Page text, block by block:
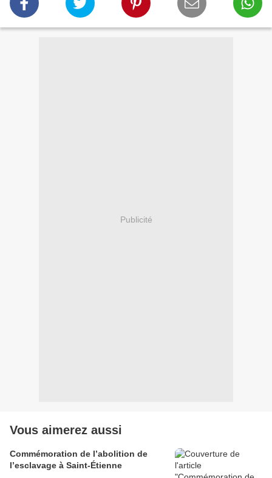
Publicité
Vous aimerez aussi
Commémoration de l’abolition de
l’esclavage à Saint-Étienne